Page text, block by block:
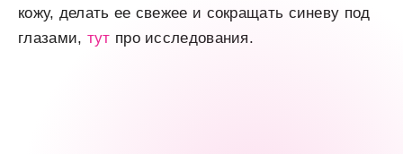
кожу, делать ее свежее и сокращать синеву под
глазами, тут про исследования.